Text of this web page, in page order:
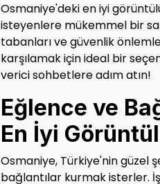
Osmaniye'deki en iyi
isteyenlere mükemmel bir
tabanları ve güvenlik
karşılamak için ideal bir
verici sohbetlere adım atın!
Eğlence ve
En İyi
Osmaniye, Türkiye'nin güzel
bağlantılar kurmak isterler.